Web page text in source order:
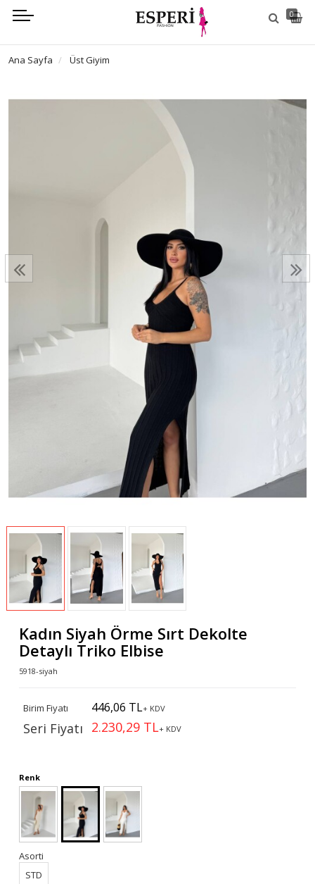
0
Ana Sayfa Üst Giyim
Kadın Siyah Örme Sırt Dekolte
Detaylı Triko Elbise
5918-siyah
Birim Fiyatı 446,06 TL+ KDV
Seri Fiyatı 2.230,29 TL+ KDV
Renk
Asorti
STD